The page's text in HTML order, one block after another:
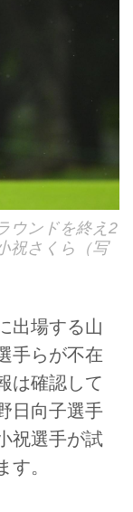
ウンドを終え2
祝さくら（写
出場する山
手らが不在
は確認して
日向子選手
祝選手が試
。